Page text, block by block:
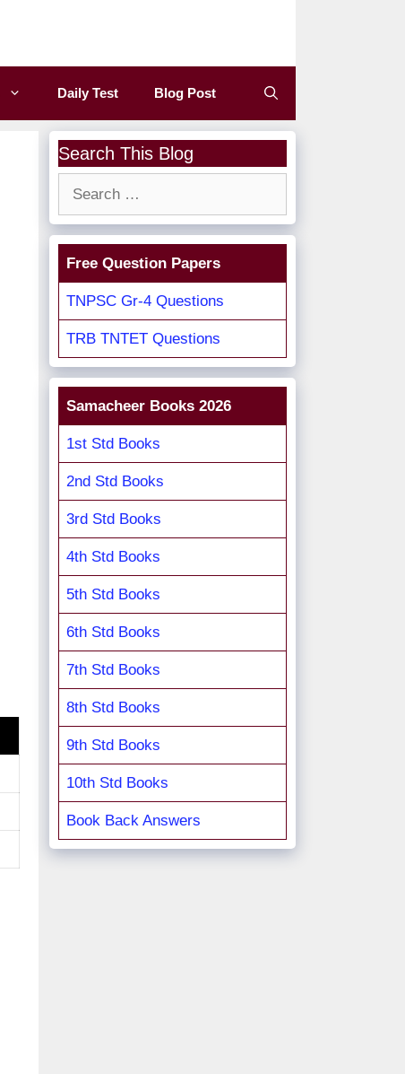
Daily Test Blog Post
Search This Blog
Free Question Papers
TNPSC Gr-4 Questions
TRB TNTET Questions
Samacheer Books 2026
1st Std Books
2nd Std Books
3rd Std Books
4th Std Books
5th Std Books
6th Std Books
7th Std Books
8th Std Books
9th Std Books
10th Std Books
Book Back Answers